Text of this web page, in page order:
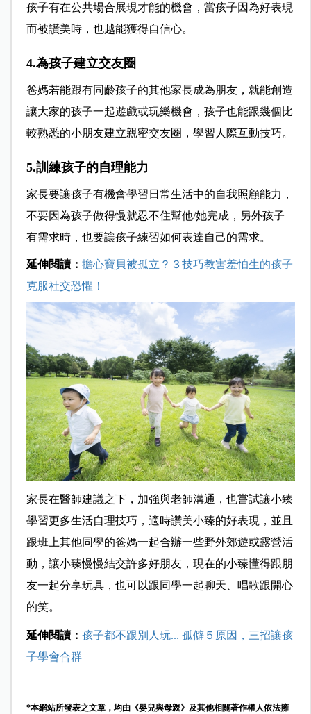
孩子有在公共場合展現才能的機會，當孩子因為好表現
而被讚美時，也越能獲得自信心。
4.為孩子建立交友圈
爸媽若能跟有同齡孩子的其他家長成為朋友，就能創造
讓大家的孩子一起遊戲或玩樂機會，孩子也能跟幾個比
較熟悉的小朋友建立親密交友圈，學習人際互動技巧。
5.訓練孩子的自理能力
家長要讓孩子有機會學習日常生活中的自我照顧能力，
不要因為孩子做得慢就忍不住幫他/她完成，另外孩子
有需求時，也要讓孩子練習如何表達自己的需求。
延伸閱讀： 擔心寶貝被孤立？３技巧教害羞怕生的孩子
克服社交恐懼！
家長在醫師建議之下，加強與老師溝通，也嘗試讓小臻
學習更多生活自理技巧，適時讚美小臻的好表現，並且
跟班上其他同學的爸媽一起合辦一些野外郊遊或露營活
動，讓小臻慢慢結交許多好朋友，現在的小臻懂得跟朋
友一起分享玩具，也可以跟同學一起聊天、唱歌跟開心
的笑。
延伸閱讀： 孩子都不跟別人玩... 孤僻５原因，三招讓孩
子學會合群
*本網站所發表之文章，均由《嬰兒與母親》及其他相關著作權人依法擁